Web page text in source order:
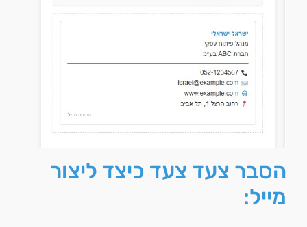
הסבר צעד צעד כיצד ליצור
מייל: